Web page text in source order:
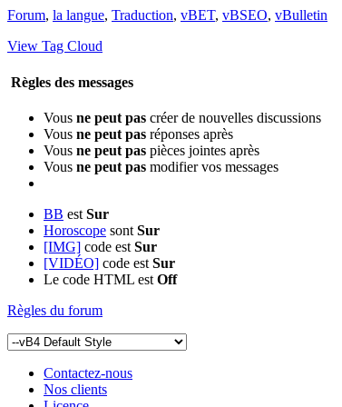
Forum, la langue, Traduction, vBET, vBSEO, vBulletin
View Tag Cloud
Règles des messages
Vous ne peut pas créer de nouvelles discussions
Vous ne peut pas réponses après
Vous ne peut pas pièces jointes après
Vous ne peut pas modifier vos messages
BB est Sur
Horoscope sont Sur
[IMG] code est Sur
[VIDÉO] code est Sur
Le code HTML est Off
Règles du forum
Contactez-nous
Nos clients